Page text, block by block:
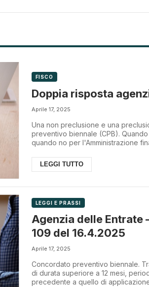
FISCO
Doppia risposta
Aprile 17, 2025
Una non preclusione e una
preventivo biennale (CPB).
quando no per l'Amministrazione
LEGGI TUTTO
LEGGI E PRASSI
Agenzia delle Entrate
109 del 16.4.2025
Aprile 17, 2025
Concordato preventivo biennale.
di durata superiore a 12 mesi,
precedente a quello di